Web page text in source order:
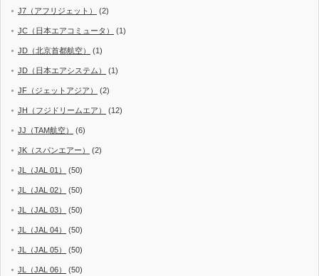
J7（アフリジェット） (2)
JC（日本エアコミュータ） (1)
JD（北京首都航空） (1)
JD（日本エアシステム） (1)
JF（ジェットアジア） (2)
JH（フジドリームエア） (12)
JJ（TAM航空） (6)
JK（スパンエアー） (2)
JL（JAL 01） (50)
JL（JAL 02） (50)
JL（JAL 03） (50)
JL（JAL 04） (50)
JL（JAL 05） (50)
JL（JAL 06） (50)